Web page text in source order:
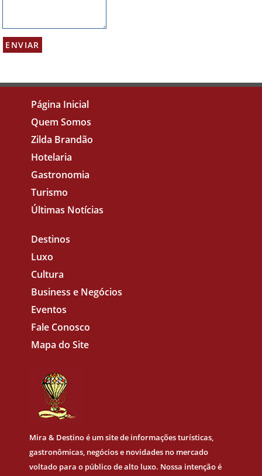
Página Inicial
Quem Somos
Zilda Brandão
Hotelaria
Gastronomia
Turismo
Últimas Notícias
Destinos
Luxo
Cultura
Business e Negócios
Eventos
Fale Conosco
Mapa do Site
Mira & Destinoé um site de informações turísticas,
gastronômicas, negócios e novidades no mercado
voltado para o público de alto luxo. Nossa intenção é